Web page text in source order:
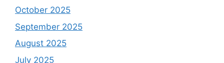
October 2025
September 2025
August 2025
July 2025